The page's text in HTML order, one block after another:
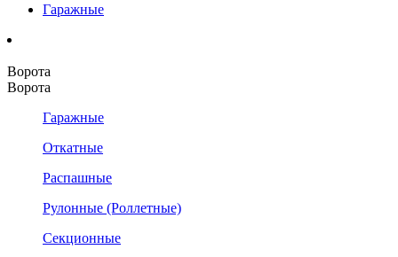
Гаражные
Ворота
Ворота
Гаражные
Откатные
Распашные
Рулонные (Роллетные)
Секционные